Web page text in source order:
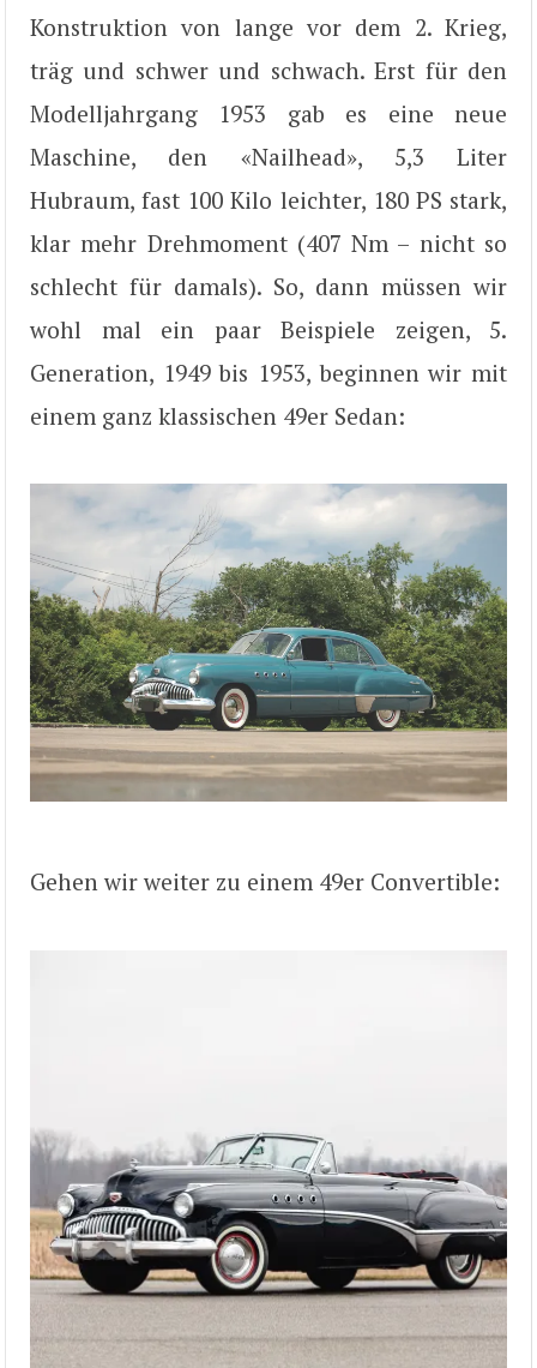
Konstruktion von lange vor dem 2. Krieg,
träg und schwer und schwach. Erst für den
Modelljahrgang 1953 gab es eine neue
Maschine, den «Nailhead», 5,3 Liter
Hubraum, fast 100 Kilo leichter, 180 PS stark,
klar mehr Drehmoment (407 Nm – nicht so
schlecht für damals). So, dann müssen wir
wohl mal ein paar Beispiele zeigen, 5.
Generation, 1949 bis 1953, beginnen wir mit
einem ganz klassischen 49er Sedan:
Gehen wir weiter zu einem 49er Convertible: